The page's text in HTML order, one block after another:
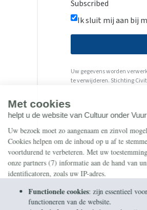
Subscribed
Ik sluit mij aan bij
Uw gegevens worden
te verwijderen. Stichting